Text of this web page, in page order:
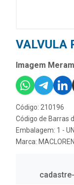
VALVULA
Imagem
Código: 210196
Código de Barras
Embalagem: 1 -
Marca: MACLOREN